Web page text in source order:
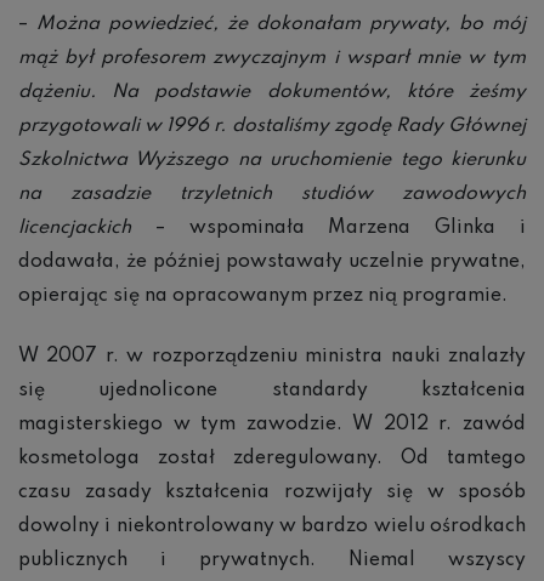
– Można powiedzieć, że dokonałam prywaty, bo mój
mąż był profesorem zwyczajnym i wsparł mnie w tym
dążeniu. Na podstawie dokumentów, które żeśmy
przygotowali w 1996 r. dostaliśmy zgodę Rady Głównej
Szkolnictwa Wyższego na uruchomienie tego kierunku
na zasadzie trzyletnich studiów zawodowych
licencjackich – wspominała Marzena Glinka i
dodawała, że później powstawały uczelnie prywatne,
opierając się na opracowanym przez nią programie.
W 2007 r. w rozporządzeniu ministra nauki znalazły
się ujednolicone standardy kształcenia
magisterskiego w tym zawodzie. W 2012 r. zawód
kosmetologa został zderegulowany. Od tamtego
czasu zasady kształcenia rozwijały się w sposób
dowolny i niekontrolowany w bardzo wielu ośrodkach
publicznych i prywatnych. Niemal wszyscy